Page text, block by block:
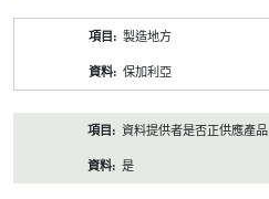
製造地方
保加利亞
資料提供者是否正供應產品
是